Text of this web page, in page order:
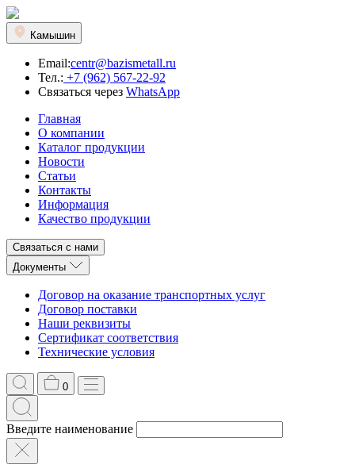
Камышин
Email:centr@bazismetall.ru
Тел.: +7 (962) 567-22-92
Связаться через WhatsApp
Главная
О компании
Каталог продукции
Новости
Статьи
Контакты
Информация
Качество продукции
Связаться с нами
Документы
Договор на оказание транспортных услуг
Договор поставки
Наши реквизиты
Сертификат соответствия
Технические условия
0
Введите наименование